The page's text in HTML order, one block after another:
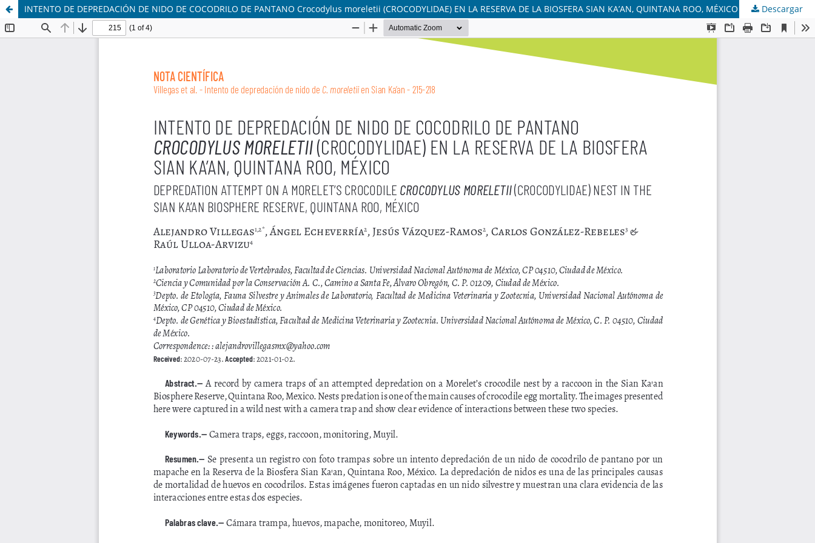
INTENTO DE DEPREDACIÓN DE NIDO DE COCODRILO DE PANTANO Crocodylus moreletii (CROCODYLIDAE) EN LA RESERVA DE LA BIOSFERA SIAN KA’AN, QUINTANA ROO, MÉXICO Descargar